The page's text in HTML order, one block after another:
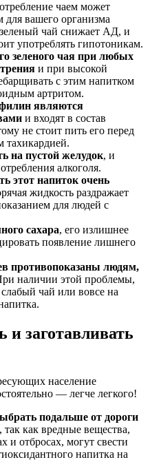
чаем может
для вашего организма
чай снижает АД, и
употреблять гипотоникам.
зеленого чая при любых
и при высокой
с этим напитком
артритом.
являются
и входят в состав
не стоит пить его перед
тахикардией.
на пустой желудок, и
алкоголя.
этот напиток очень
жидкость раздражает
для людей с
сахара, его излишнее
появление лишнего
противопоказаны людям,
наличии этой проблемы,
слабый чай или вовсе на
и заготавливать
население
— легче легкого!
подальше от дороги
, так как вредные вещества,
и отбросах, могут свести
напитка на